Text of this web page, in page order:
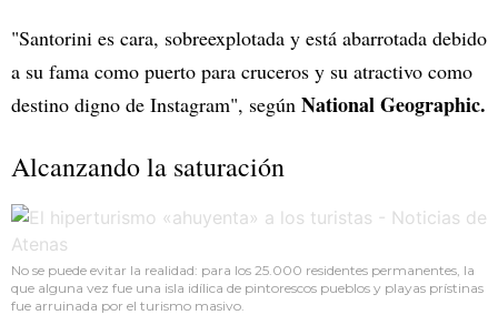
"Santorini es cara, sobreexplotada y está abarrotada debido
a su fama como puerto para cruceros y su atractivo como
destino digno de Instagram", según National Geographic.
Alcanzando la saturación
No se puede evitar la realidad: para los 25.000 residentes permanentes, la
que alguna vez fue una isla idílica de pintorescos pueblos y playas prístinas
fue arruinada por el turismo masivo.